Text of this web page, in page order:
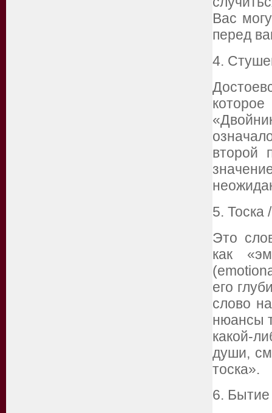
Вас
перед
4.
второй
5. Тоска
Это
как
его
слово
нюансы
какой-
души,
тоска».
6. Бытие